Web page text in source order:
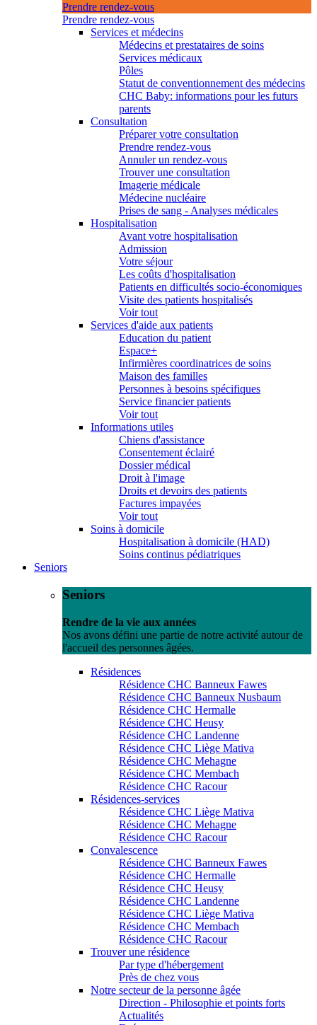
Prendre rendez-vous
Prendre rendez-vous
Services et médecins
Médecins et prestataires de soins
Services médicaux
Pôles
Statut de conventionnement des médecins
CHC Baby: informations pour les futurs
parents
Consultation
Préparer votre consultation
Prendre rendez-vous
Annuler un rendez-vous
Trouver une consultation
Imagerie médicale
Médecine nucléaire
Prises de sang - Analyses médicales
Hospitalisation
Avant votre hospitalisation
Admission
Votre séjour
Les coûts d'hospitalisation
Patients en difficultés socio-économiques
Visite des patients hospitalisés
Voir tout
Services d'aide aux patients
Education du patient
Espace+
Infirmières coordinatrices de soins
Maison des familles
Personnes à besoins spécifiques
Service financier patients
Voir tout
Informations utiles
Chiens d'assistance
Consentement éclairé
Dossier médical
Droit à l'image
Droits et devoirs des patients
Factures impayées
Voir tout
Soins à domicile
Hospitalisation à domicile (HAD)
Soins continus pédiatriques
Seniors
Seniors
Rendre de la vie aux années
Nos avons défini une partie de notre activité autour de
l'accueil des personnes âgées.
Résidences
Résidence CHC Banneux Fawes
Résidence CHC Banneux Nusbaum
Résidence CHC Hermalle
Résidence CHC Heusy
Résidence CHC Landenne
Résidence CHC Liège Mativa
Résidence CHC Mehagne
Résidence CHC Membach
Résidence CHC Racour
Résidences-services
Résidence CHC Liège Mativa
Résidence CHC Mehagne
Résidence CHC Racour
Convalescence
Résidence CHC Banneux Fawes
Résidence CHC Hermalle
Résidence CHC Heusy
Résidence CHC Landenne
Résidence CHC Liège Mativa
Résidence CHC Membach
Résidence CHC Racour
Trouver une résidence
Par type d'hébergement
Près de chez vous
Notre secteur de la personne âgée
Direction - Philosophie et points forts
Actualités